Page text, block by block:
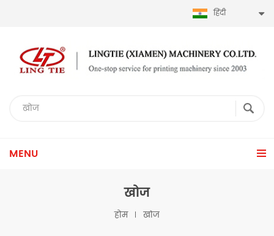
हिंदी
MENU
खोज
होम खोज